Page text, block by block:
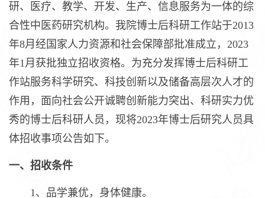
研、医疗、教学、开发、生产、信息服务为一体的综
合性中医药研究机构。我院博士后科研工作站于2013
年8月经国家人力资源和社会保障部批准成立，2023
年1月获批独立招收资格。为充分发挥博士后科研工
作站服务科学研究、科技创新以及储备高层次人才的
作用，面向社会公开诚聘创新能力突出、科研实力优
秀的博士后科研人员，现将2023年博士后研究人员具
体招收事项公告如下。
一、招收条件
1、品学兼优，身体健康。